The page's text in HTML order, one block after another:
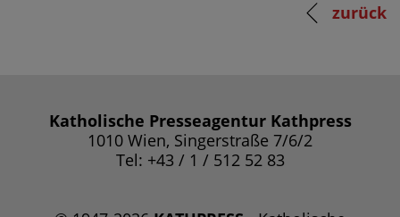
zurück
Katholische Presseagentur Kathpress
1010 Wien, Singerstraße 7/6/2
Tel: +43 / 1 / 512 52 83